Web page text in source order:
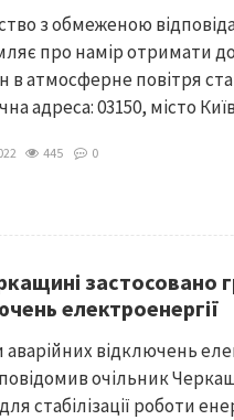
з обмеженою
про намір отримати
в атмосферне повітря
адреса: 03150, місто
445 0
застосовано
електроенергії
аварійних відключень
очільник
стабілізації роботи